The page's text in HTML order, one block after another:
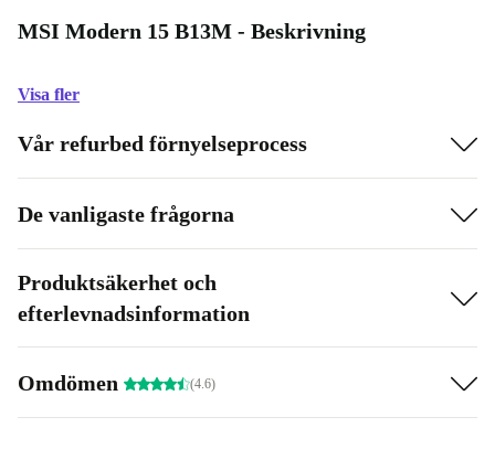
MSI Modern 15 B13M - Beskrivning
Visa fler
Vår refurbed förnyelseprocess
De vanligaste frågorna
Produktsäkerhet och
efterlevnadsinformation
Omdömen (4.6)